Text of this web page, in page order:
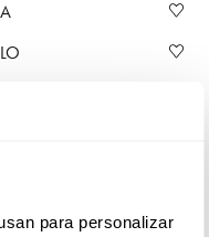
para personalizar